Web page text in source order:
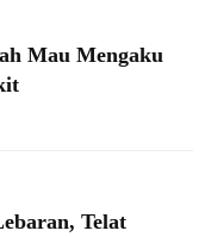
Mau Mengaku
Telat